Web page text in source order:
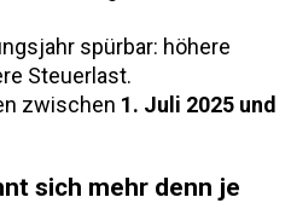
spürbar: höhere
Steuerlast.
zwischen 1. Juli 2025 und
sich mehr denn je